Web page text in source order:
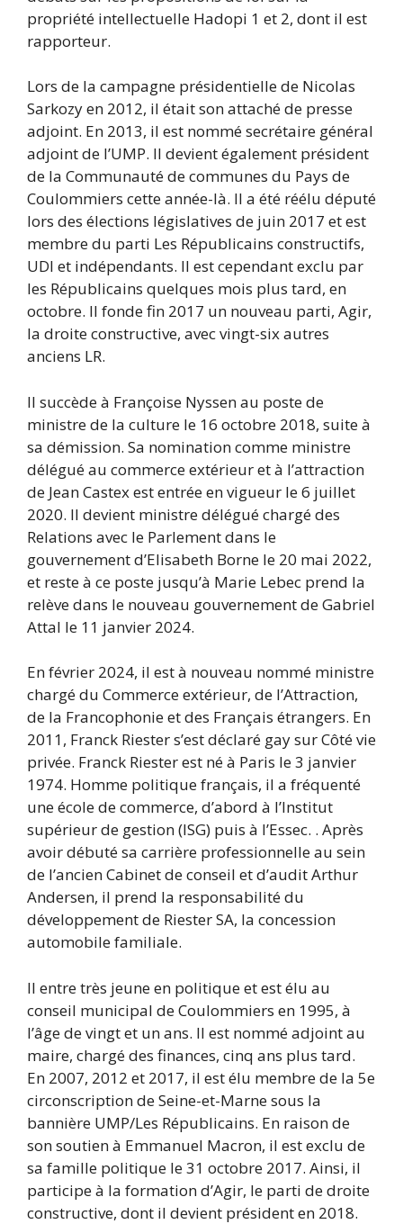
propriété intellectuelle Hadopi 1 et 2, dont il est
rapporteur.
Lors de la campagne présidentielle de Nicolas
Sarkozy en 2012, il était son attaché de presse
adjoint. En 2013, il est nommé secrétaire général
adjoint de l’UMP. Il devient également président
de la Communauté de communes du Pays de
Coulommiers cette année-là. Il a été réélu député
lors des élections législatives de juin 2017 et est
membre du parti Les Républicains constructifs,
UDI et indépendants. Il est cependant exclu par
les Républicains quelques mois plus tard, en
octobre. Il fonde fin 2017 un nouveau parti, Agir,
la droite constructive, avec vingt-six autres
anciens LR.
Il succède à Françoise Nyssen au poste de
ministre de la culture le 16 octobre 2018, suite à
sa démission. Sa nomination comme ministre
délégué au commerce extérieur et à l’attraction
de Jean Castex est entrée en vigueur le 6 juillet
2020. Il devient ministre délégué chargé des
Relations avec le Parlement dans le
gouvernement d’Elisabeth Borne le 20 mai 2022,
et reste à ce poste jusqu’à Marie Lebec prend la
relève dans le nouveau gouvernement de Gabriel
Attal le 11 janvier 2024.
En février 2024, il est à nouveau nommé ministre
chargé du Commerce extérieur, de l’Attraction,
de la Francophonie et des Français étrangers. En
2011, Franck Riester s’est déclaré gay sur Côté vie
privée. Franck Riester est né à Paris le 3 janvier
1974. Homme politique français, il a fréquenté
une école de commerce, d’abord à l’Institut
supérieur de gestion (ISG) puis à l’Essec. . Après
avoir débuté sa carrière professionnelle au sein
de l’ancien Cabinet de conseil et d’audit Arthur
Andersen, il prend la responsabilité du
développement de Riester SA, la concession
automobile familiale.
Il entre très jeune en politique et est élu au
conseil municipal de Coulommiers en 1995, à
l’âge de vingt et un ans. Il est nommé adjoint au
maire, chargé des finances, cinq ans plus tard.
En 2007, 2012 et 2017, il est élu membre de la 5e
circonscription de Seine-et-Marne sous la
bannière UMP/Les Républicains. En raison de
son soutien à Emmanuel Macron, il est exclu de
sa famille politique le 31 octobre 2017. Ainsi, il
participe à la formation d’Agir, le parti de droite
constructive, dont il devient président en 2018.